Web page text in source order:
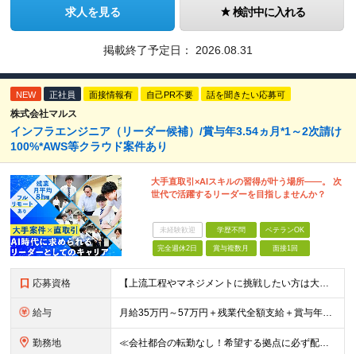
求人を見る 検討中に入れる
掲載終了予定日： 2026.08.31
NEW 正社員 面接情報有 自己PR不要 話を聞きたい応募可
株式会社マルス
インフラエンジニア（リーダー候補）/賞与年3.54ヵ月*1～2次請け
100%*AWS等クラウド案件あり
大手直取引×AIスキルの習得が叶う場所――。 次
世代で活躍するリーダーを目指しませんか？
未経験歓迎 学歴不問 ベテランOK
完全週休2日 賞与複数月 面接1回
応募資格 【上流工程やマネジメントに挑戦したい方は大歓迎です！】 ★インフラエンジニアとしての実務経験をお持ちの方 ★上記に加え、下記いずれかに該当する方 ・チームのリーダー／サブリーダーの経験をお持ちの方 ・
給与 月給35万円～57万円＋残業代全額支給＋賞与年3.45ヵ月(リーダー経験者) 月給32万円～43万円＋残業代全額支給＋賞与年3.45ヵ月(実務経験者) 入社時想定年収： 490万円～798万円(リー
勤務地 ≪会社都合の転勤なし！希望する拠点に必ず配属します。新潟Uターン・Iターン大歓迎！≫ 首都圏(東京、神奈川、千葉、埼玉)または新潟市、長岡市周辺のお客様先または各拠点での勤務となります。 ■東京支社